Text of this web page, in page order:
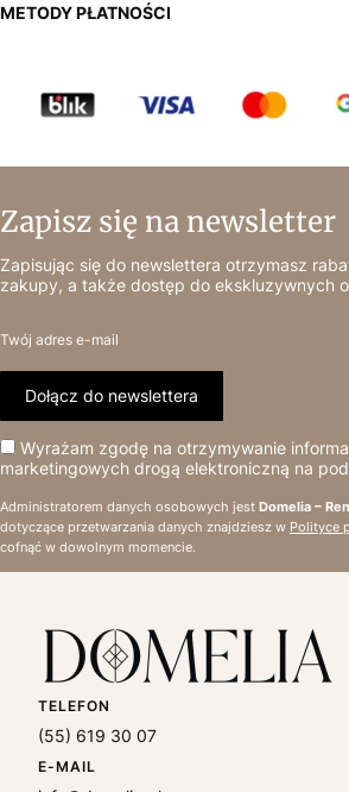
METODY PŁATNOŚCI
Zapisz się na newsletter
Zapisując się do newslettera otrzymasz
zakupy, a także dostęp do ekskluzywnych
Twój adres e-mail
Dołącz do newslettera
Wyrażam zgodę na otrzymywanie
marketingowych drogą elektroniczną na
Administratorem danych osobowych jest Domelia –
dotyczące przetwarzania danych znajdziesz w Polityce
cofnąć w dowolnym momencie.
TELEFON
(55) 619 30 07
E-MAIL